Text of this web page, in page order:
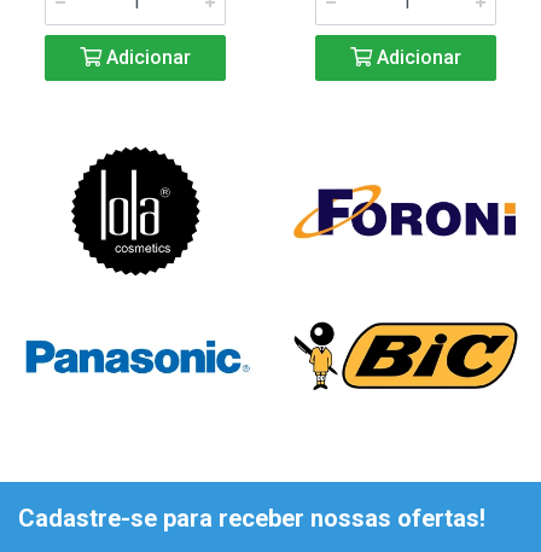
Adicionar Adicionar
Cadastre-se para receber nossas ofertas!